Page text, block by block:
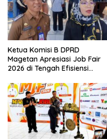
Ketua Komisi B DPRD
Magetan Apresiasi Job Fair
2026 di Tengah Efisiensi